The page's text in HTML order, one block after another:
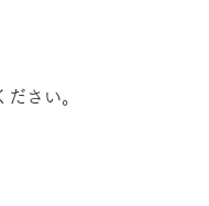
さい。